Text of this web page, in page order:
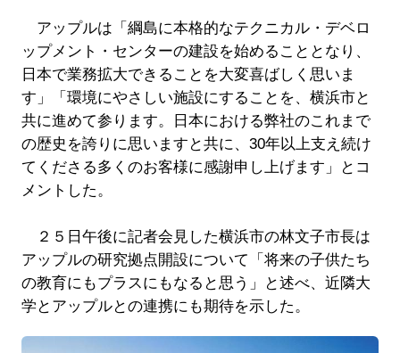
アップルは「綱島に本格的なテクニカル・デベロ
ップメント・センターの建設を始めることとなり、
日本で業務拡大できることを大変喜ばしく思いま
す」「環境にやさしい施設にすることを、横浜市と
共に進めて参ります。日本における弊社のこれまで
の歴史を誇りに思いますと共に、30年以上支え続け
てくださる多くのお客様に感謝申し上げます」とコ
メントした。
２５日午後に記者会見した横浜市の林文子市長は
アップルの研究拠点開設について「将来の子供たち
の教育にもプラスにもなると思う」と述べ、近隣大
学とアップルとの連携にも期待を示した。